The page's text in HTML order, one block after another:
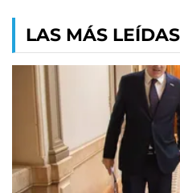
LAS MÁS LEÍDAS